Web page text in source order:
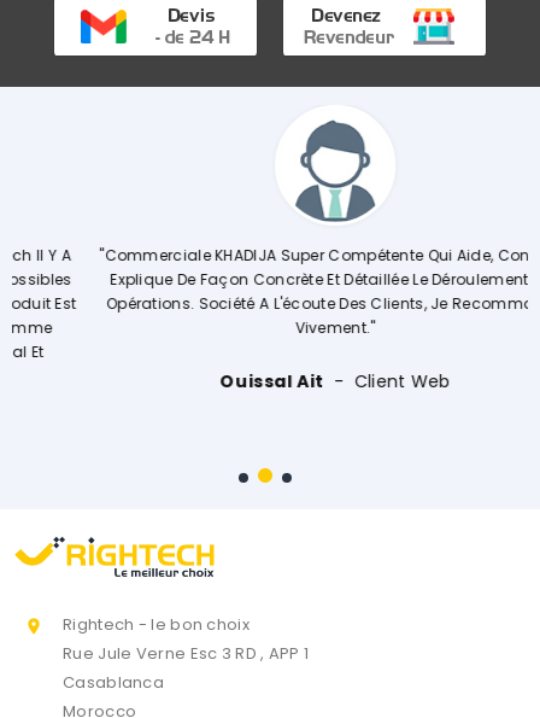
"Commerciale KHADIJA Super Compétente Qui Aide, Conseille,
Explique De Façon Concrète Et Détaillée Le Déroulement Des
Opérations. Société A L'écoute Des Clients, Je Recommande
Vivement."
Ouissal Ait Client Web

Rightech - le bon choix
Rue Jule Verne Esc 3 RD , APP 1
Casablanca
Morocco